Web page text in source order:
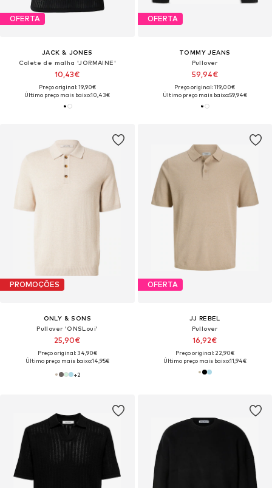
OFERTA
JACK & JONES
Colete de malha 'JORMAINE'
10,43€
Preço original: 19,90€
Último preço mais baixo:10,43€
OFERTA
TOMMY JEANS
Pullover
59,94€
Preço original: 119,00€
Último preço mais baixo:59,94€
PROMOÇÕES
ONLY & SONS
Pullover 'ONSLoui'
25,90€
Preço original: 34,90€
Último preço mais baixo:14,95€
+2
OFERTA
JJ REBEL
Pullover
16,92€
Preço original: 22,90€
Último preço mais baixo:11,94€